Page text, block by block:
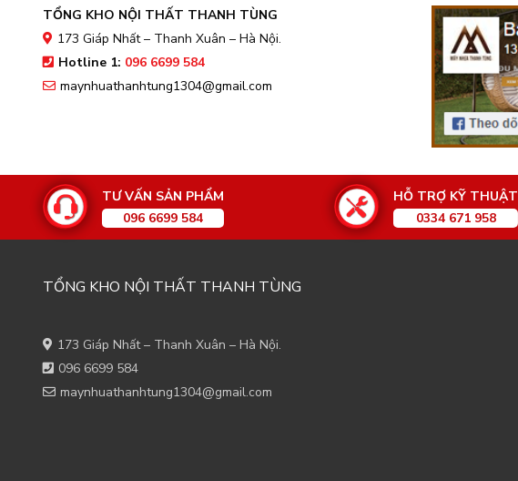
TỔNG KHO NỘI THẤT THANH TÙNG
173 Giáp Nhất – Thanh Xuân – Hà Nội.
Hotline 1: 096 6699 584
maynhuathanhtung1304@gmail.com
TƯ VẤN SẢN PHẨM
096 6699 584
HỖ TRỢ KỸ THUẬT
0334 671 958
TỔNG KHO NỘI THẤT THANH TÙNG
173 Giáp Nhất – Thanh Xuân – Hà Nội.
096 6699 584
maynhuathanhtung1304@gmail.com